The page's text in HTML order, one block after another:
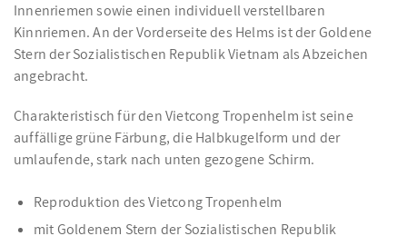
Innenriemen sowie einen individuell verstellbaren
Kinnriemen. An der Vorderseite des Helms ist der Goldene
Stern der Sozialistischen Republik Vietnam als Abzeichen
angebracht.
Charakteristisch für den Vietcong Tropenhelm ist seine
auffällige grüne Färbung, die Halbkugelform und der
umlaufende, stark nach unten gezogene Schirm.
Reproduktion des Vietcong Tropenhelm
mit Goldenem Stern der Sozialistischen Republik